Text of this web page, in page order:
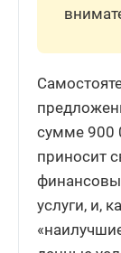
сумме 900
приносит
услуги, и,